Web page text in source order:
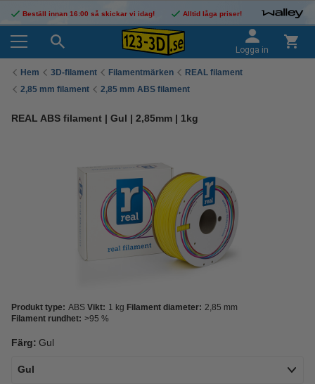
Beställ innan 16:00 så skickar vi idag! Alltid låga priser!
Logga in
Hem 3D-filament Filamentmärken
REAL filament
2,85 mm filament
2,85 mm ABS filament
REAL ABS filament | Gul | 2,85mm | 1kg
Produkt type: ABS Vikt: 1 kg Filament diameter: 2,85 mm
Filament rundhet: >95 %
Färg: Gul
Gul